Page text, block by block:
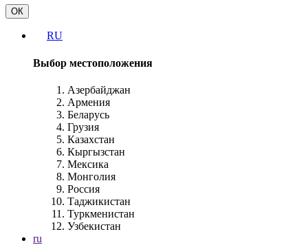
ОК
RU
Выбор местоположения
Азербайджан
Армения
Беларусь
Грузия
Казахстан
Кыргызстан
Мексика
Монголия
Россия
Таджикистан
Туркменистан
Узбекистан
ru